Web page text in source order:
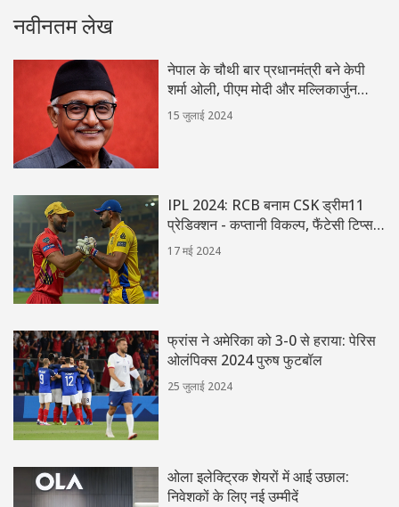
नवीनतम लेख
नेपाल के चौथी बार प्रधानमंत्री बने केपी
शर्मा ओली, पीएम मोदी और मल्लिकार्जुन
खड़गे ने दी बधाई
15 जुलाई 2024
IPL 2024: RCB बनाम CSK ड्रीम11
प्रेडिक्शन - कप्तानी विकल्प, फैंटेसी टिप्स
और संभावित प्लेइंग XI
17 मई 2024
फ्रांस ने अमेरिका को 3-0 से हराया: पेरिस
ओलंपिक्स 2024 पुरुष फुटबॉल
25 जुलाई 2024
ओला इलेक्ट्रिक शेयरों में आई उछाल:
निवेशकों के लिए नई उम्मीदें